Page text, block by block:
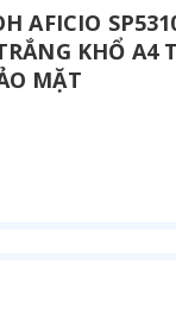
AFICIO
KHỔ A4
MẶT